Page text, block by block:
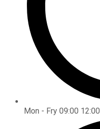
Mon - Fry 09:00 12:00